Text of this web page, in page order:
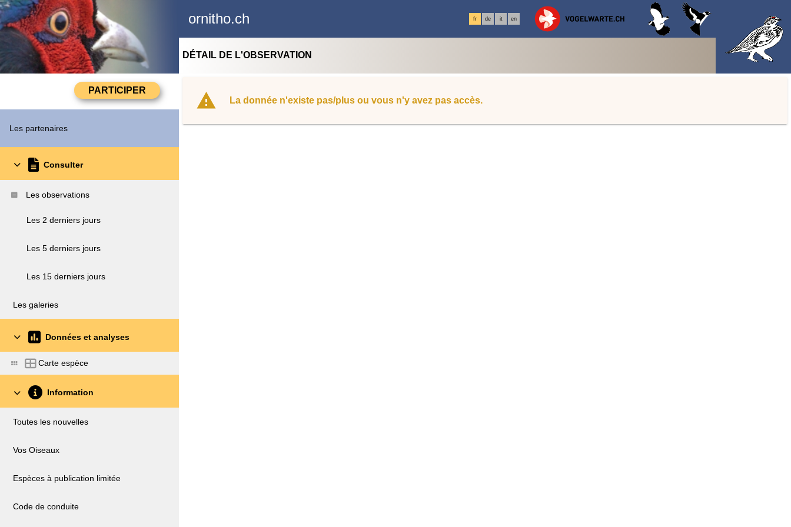
ornitho.ch fr de it en
Les partenaires
Consulter
Les observations
Les 2 derniers jours
Les 5 derniers jours
Les 15 derniers jours
Les galeries
Données et analyses
Carte espèce
Information
Toutes les nouvelles
Vos Oiseaux
Espèces à publication limitée
Code de conduite
DÉTAIL DE L'OBSERVATION
La donnée n'existe pas/plus ou vous n'y avez pas accès.